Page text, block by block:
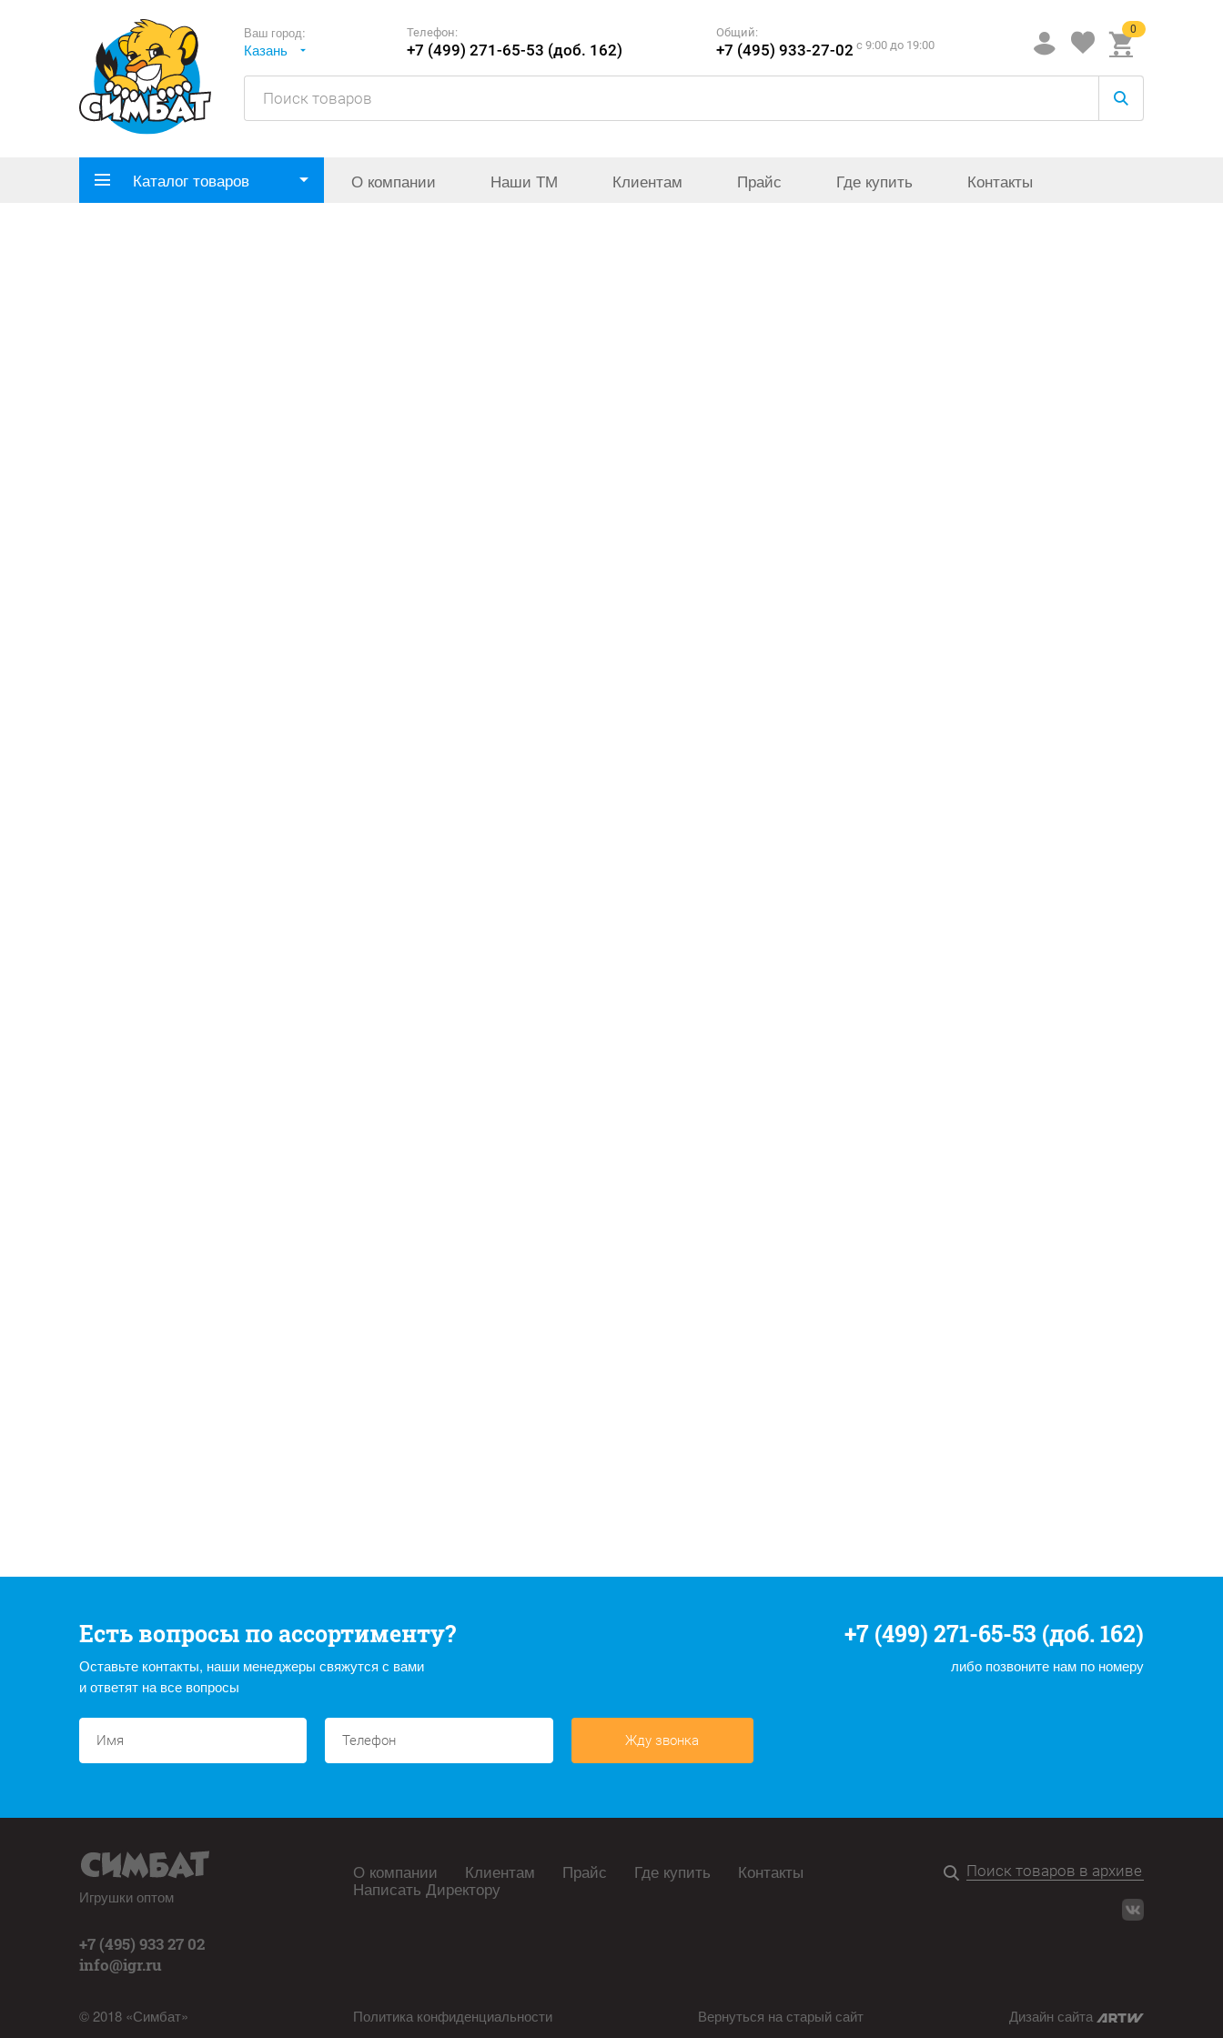
Ваш город:
Казань
Телефон:
+7 (499) 271-65-53 (доб. 162)
Общий:
+7 (495) 933-27-02 c 9:00 до 19:00
0
Каталог товаров О компании Наши ТМ Клиентам Прайс Где купить Контакты
Есть вопросы по ассортименту?
Оставьте контакты, наши менеджеры свяжутся с вами
и ответят на все вопросы
+7 (499) 271-65-53 (доб. 162)
либо позвоните нам по номеру
Жду звонка
Игрушки оптом
+7 (495) 933 27 02
info@igr.ru
© 2018 «Симбат»
О компании Клиентам Прайс Где купить Контакты
Написать Директору
Политика конфиденциальности Вернуться на старый сайт Дизайн сайта